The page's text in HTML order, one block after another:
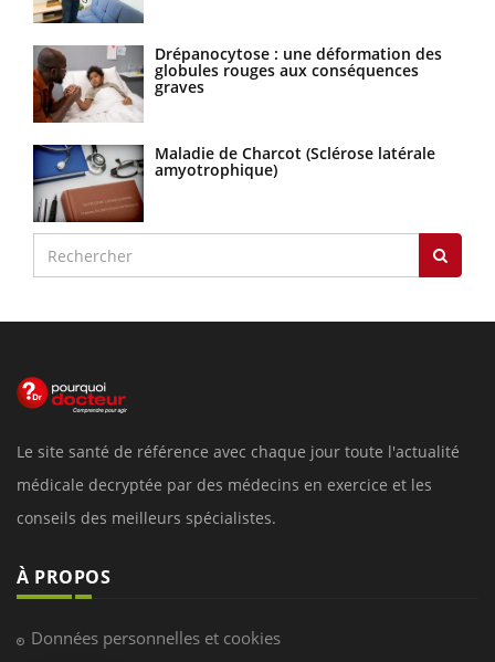
Drépanocytose : une déformation des
globules rouges aux conséquences
graves
Maladie de Charcot (Sclérose latérale
amyotrophique)
Le site santé de référence avec chaque jour toute l'actualité
médicale decryptée par des médecins en exercice et les
conseils des meilleurs spécialistes.
À PROPOS
Données personnelles et cookies